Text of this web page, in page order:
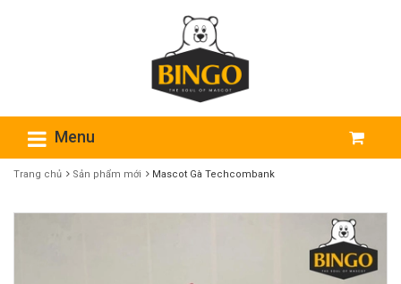
Menu
Trang chủ Sản phẩm mới Mascot Gà Techcombank